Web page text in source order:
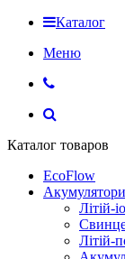
Каталог
Меню
Каталог товаров
EcoFlow
Акумулятори
Літій-
Літій-